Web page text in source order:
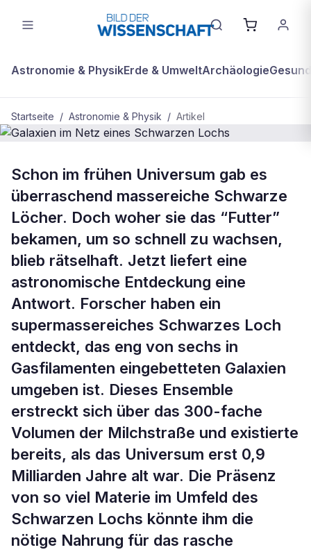
Astronomie & PhysikErde & UmweltArchäologie
Startseite / Astronomie & Physik / Artikel
Galaxien im Netz eines Schwarzen
Lochs
Schon im frühen Universum gab es
überraschend massereiche Schwarze
Löcher. Doch woher sie das “Futter”
bekamen, um so schnell zu wachsen,
blieb rätselhaft. Jetzt liefert eine
astronomische Entdeckung eine
Antwort. Forscher haben ein
supermassereiches Schwarzes Loch
entdeckt, das eng von sechs in
Gasfilamenten eingebetteten Galaxien
umgeben ist. Dieses Ensemble
erstreckt sich über das 300-fache
Volumen der Milchstraße und existierte
bereits, als das Universum erst 0,9
Milliarden Jahre alt war. Die Präsenz
von so viel Materie im Umfeld des
Schwarzen Lochs könnte ihm die
nötige Nahrung für das rasche